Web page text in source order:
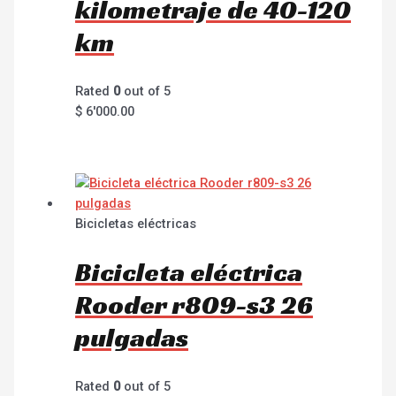
kilometraje de 40-120
km
Rated 0out of 5
$ 6'000.00
Bicicletas eléctricas
Bicicleta eléctrica
Rooder r809-s3 26
pulgadas
Rated 0out of 5